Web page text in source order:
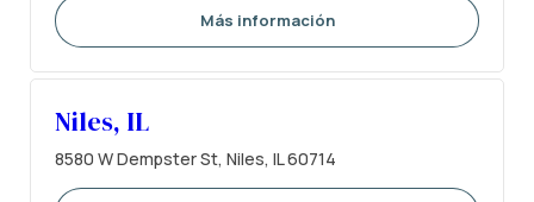
Más información
Niles, IL
8580 W Dempster St, Niles, IL 60714